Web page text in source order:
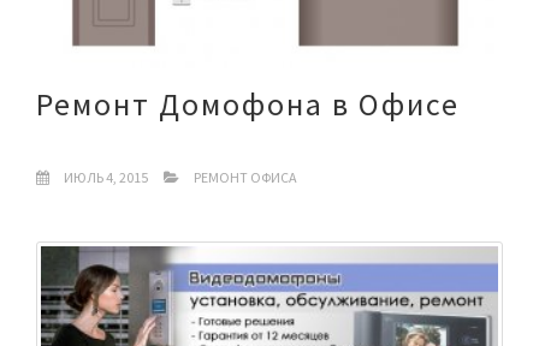
Ремонт Домофона в Офисе
ИЮЛЬ 4, 2015 РЕМОНТ ОФИСА